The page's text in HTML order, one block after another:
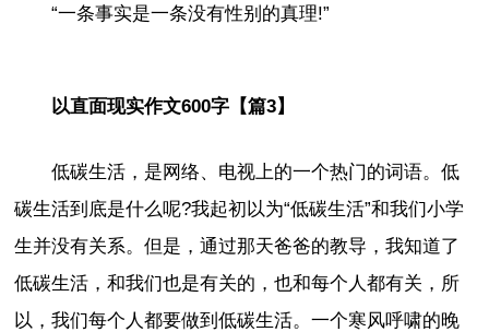
“一条事实是一条没有性别的真理!”
以直面现实作文600字【篇3】
低碳生活，是网络、电视上的一个热门的词语。低
碳生活到底是什么呢?我起初以为“低碳生活”和我们小学
生并没有关系。但是，通过那天爸爸的教导，我知道了
低碳生活，和我们也是有关的，也和每个人都有关，所
以，我们每个人都要做到低碳生活。一个寒风呼啸的晚